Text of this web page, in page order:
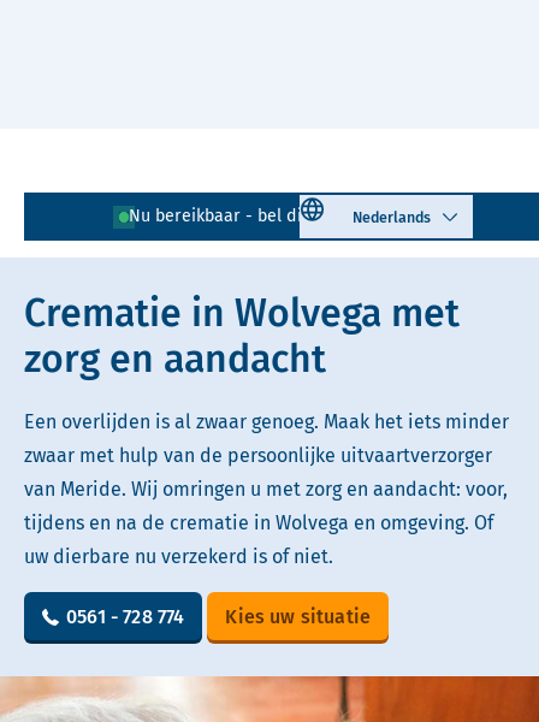
Nu bereikbaar - bel direct! 0561 - 728 774
Select language
Lees voor Uitleg woorden
Simpele tekst
Crematie in Wolvega met
zorg en aandacht
Een overlijden is al zwaar genoeg. Maak het iets minder
zwaar met hulp van de persoonlijke uitvaartverzorger
van Meride. Wij omringen u met zorg en aandacht: voor,
tijdens en na de crematie in Wolvega en omgeving. Of
uw dierbare nu verzekerd is of niet.
0561 - 728 774 Kies uw situatie